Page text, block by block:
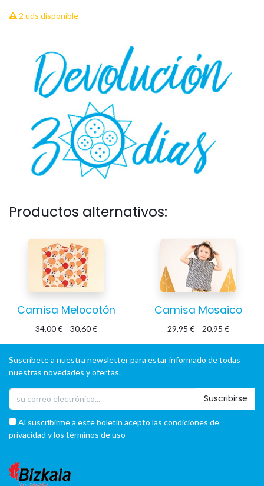
2 uds disponible
Productos alternativos:
Camisa Melocotón
34,00€ 30,60€
Camisa Mosaico
29,95€ 20,95 €
Suscríbete a nuestra newsletter para estar informado de todas
nuestras novedades y ofertas.
Suscribirse
Al suscribirme a este boletín acepto las condiciones de
privacidad y los términos de uso